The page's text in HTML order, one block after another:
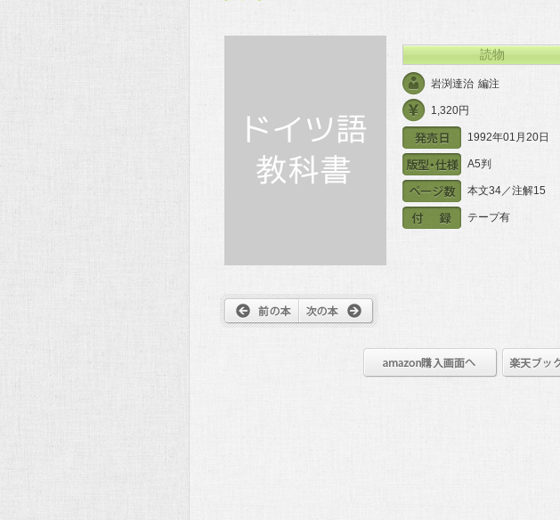
読物
1,320円
岩渕達治 編注
1992年01月20日
A5判
本文34／注解15
テープ有